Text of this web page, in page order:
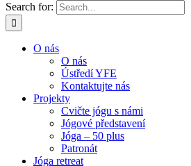
Search for:
O nás
O nás
Ústředí YFE
Kontaktujte nás
Projekty
Cvičte jógu s námi
Jógové představení
Jóga – 50 plus
Patronát
Jóga retreat